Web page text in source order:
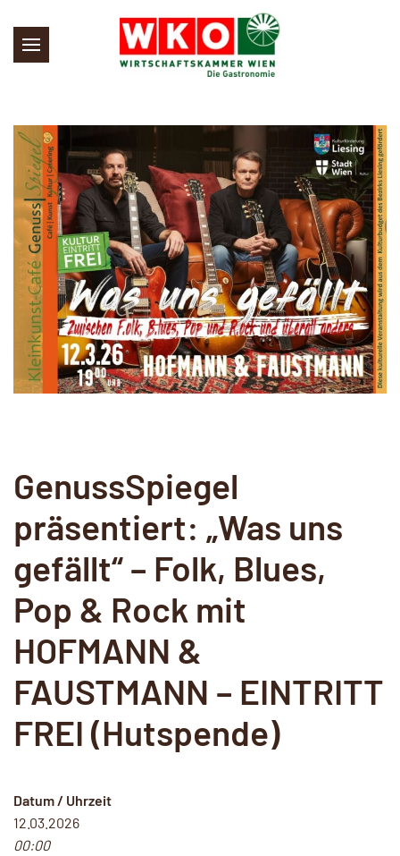
Skip to main content
GenussSpiegel
präsentiert: „Was uns
gefällt“ – Folk, Blues,
Pop & Rock mit
HOFMANN &
FAUSTMANN – EINTRITT
FREI (Hutspende)
Datum / Uhrzeit
12.03.2026
00:00